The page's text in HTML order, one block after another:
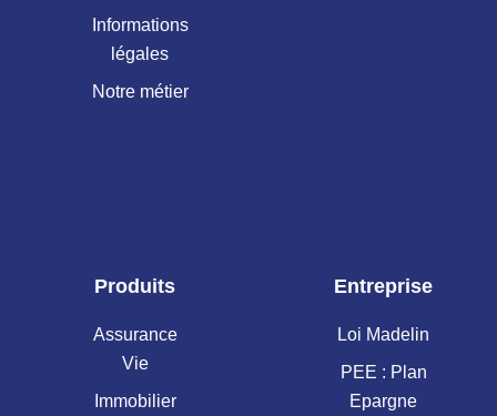
Informations
légales
Notre métier
Produits
Assurance
Vie
Immobilier
Entreprise
Loi Madelin
PEE : Plan
Epargne